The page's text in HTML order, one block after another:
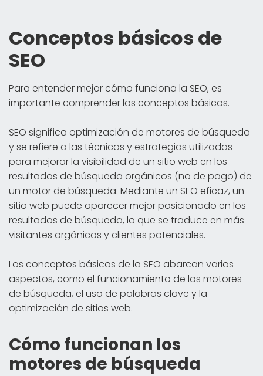
Conceptos básicos de
SEO
Para entender mejor cómo funciona la SEO, es
importante comprender los conceptos básicos.
SEO significa optimización de motores de búsqueda
y se refiere a las técnicas y estrategias utilizadas
para mejorar la visibilidad de un sitio web en los
resultados de búsqueda orgánicos (no de pago) de
un motor de búsqueda. Mediante un SEO eficaz, un
sitio web puede aparecer mejor posicionado en los
resultados de búsqueda, lo que se traduce en más
visitantes orgánicos y clientes potenciales.
Los conceptos básicos de la SEO abarcan varios
aspectos, como el funcionamiento de los motores
de búsqueda, el uso de palabras clave y la
optimización de sitios web.
Cómo funcionan los
motores de búsqueda